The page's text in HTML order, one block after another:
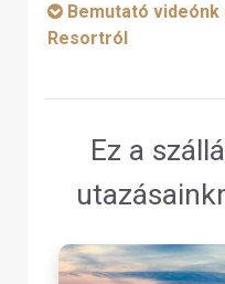
Bemutató videónk
Resortról
Ez a